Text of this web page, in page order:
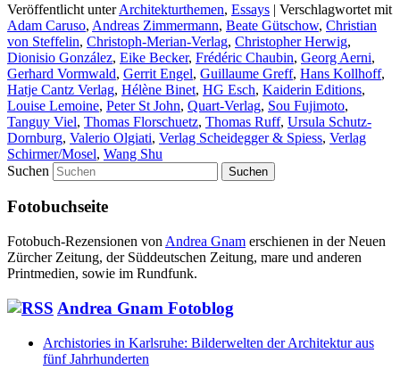
Veröffentlicht unter Architekturthemen, Essays | Verschlagwortet mit
Adam Caruso, Andreas Zimmermann, Beate Gütschow, Christian
von Steffelin, Christoph-Merian-Verlag, Christopher Herwig,
Dionisio González, Eike Becker, Frédéric Chaubin, Georg Aerni,
Gerhard Vormwald, Gerrit Engel, Guillaume Greff, Hans Kollhoff,
Hatje Cantz Verlag, Hélène Binet, HG Esch, Kaiderin Editions,
Louise Lemoine, Peter St John, Quart-Verlag, Sou Fujimoto,
Tanguy Viel, Thomas Florschuetz, Thomas Ruff, Ursula Schutz-
Dornburg, Valerio Olgiati, Verlag Scheidegger & Spiess, Verlag
Schirmer/Mosel, Wang Shu
Suchen
Fotobuchseite
Fotobuch-Rezensionen von Andrea Gnam erschienen in der Neuen
Zürcher Zeitung, der Süddeutschen Zeitung, mare und anderen
Printmedien, sowie im Rundfunk.
Andrea Gnam Fotoblog
Archistories in Karlsruhe: Bilderwelten der Architektur aus
fünf Jahrhunderten